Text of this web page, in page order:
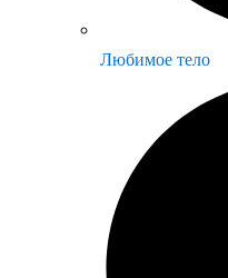
Любимое тело